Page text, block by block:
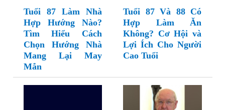
Tuổi 87 Làm Nhà
Hợp Hướng Nào?
Tìm Hiểu Cách
Chọn Hướng Nhà
Mang Lại May
Mắn
Tuổi 87 Và 88 Có
Hợp Làm Ăn
Không? Cơ Hội và
Lợi Ích Cho Người
Cao Tuổi